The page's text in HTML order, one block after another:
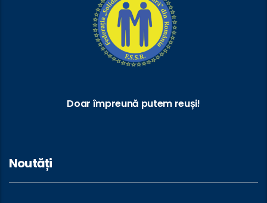
Doar împreună putem reuși!
Noutăți